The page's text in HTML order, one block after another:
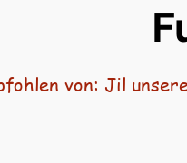
von: Jil